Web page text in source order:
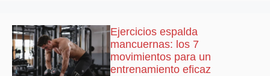
Ejercicios espalda
mancuernas: los 7
movimientos para un
entrenamiento eficaz